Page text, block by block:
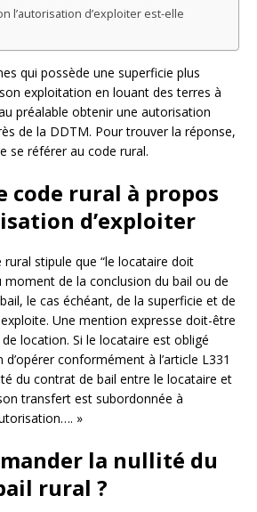
l’autorisation d’exploiter est-elle
qui possède une superficie plus
exploitation en louant des terres à
préalable obtenir une autorisation
de la DDTM. Pour trouver la réponse,
se référer au code rural.
code rural à propos
d’exploiter
rural stipule que “le locataire doit
de la conclusion du bail ou de
le cas échéant, de la superficie et de
Une mention expresse doit-être
location. Si le locataire est obligé
d’opérer conformément à l’article L331
du contrat de bail entre le locataire et
transfert est subordonnée à
»
la nullité du
rural ?